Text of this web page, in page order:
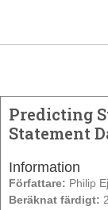
Predicting
Statement
Information
Författare: Philip
Beräknat färdigt: